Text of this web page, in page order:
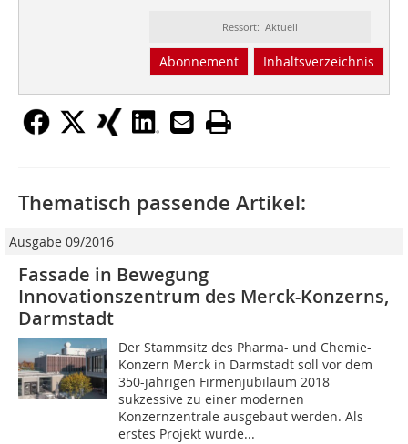
Ressort: Aktuell
Abonnement Inhaltsverzeichnis
Thematisch passende Artikel:
Ausgabe 09/2016
Fassade in Bewegung
Innovationszentrum des Merck-Konzerns,
Darmstadt
Der Stammsitz des Pharma- und Chemie-
Konzern Merck in Darmstadt soll vor dem
350-jährigen Firmenjubiläum 2018
sukzessive zu einer modernen
Konzernzentrale ausgebaut werden. Als
erstes Projekt wurde...